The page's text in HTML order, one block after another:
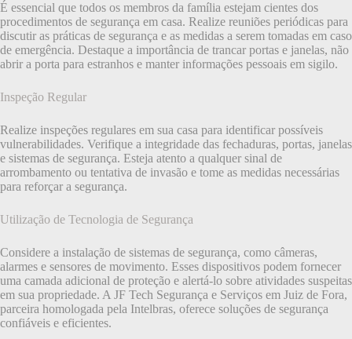
É essencial que todos os membros da família estejam cientes dos
procedimentos de segurança em casa. Realize reuniões periódicas para
discutir as práticas de segurança e as medidas a serem tomadas em caso
de emergência. Destaque a importância de trancar portas e janelas, não
abrir a porta para estranhos e manter informações pessoais em sigilo.
Inspeção Regular
Realize inspeções regulares em sua casa para identificar possíveis
vulnerabilidades. Verifique a integridade das fechaduras, portas, janelas
e sistemas de segurança. Esteja atento a qualquer sinal de
arrombamento ou tentativa de invasão e tome as medidas necessárias
para reforçar a segurança.
Utilização de Tecnologia de Segurança
Considere a instalação de sistemas de segurança, como câmeras,
alarmes e sensores de movimento. Esses dispositivos podem fornecer
uma camada adicional de proteção e alertá-lo sobre atividades suspeitas
em sua propriedade. A JF Tech Segurança e Serviços em Juiz de Fora,
parceira homologada pela Intelbras, oferece soluções de segurança
confiáveis e eficientes.